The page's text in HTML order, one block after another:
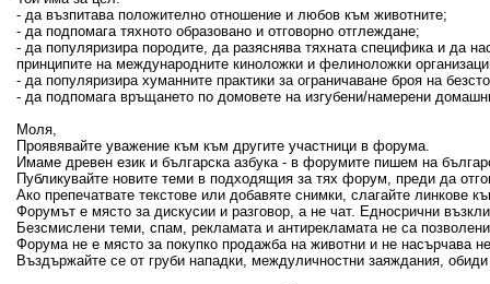
- да възпитава положително отношение и любов към животните;
- да подпомага тяхното образовано и отговорно отглеждане;
- да популяризира породите, да разяснява тяхната специфика и да
принципите на международните киноложки и фелиноложки
- да популяризира хуманните практики за ограничаване броя на
- да подпомага връщането по домовете на изгубени/намерени
Моля,
Проявявайте уважение към към другите участници в форума.
Имаме древен език и българска азбука - в форумите пишем на
Публикувайте новите теми в подходящия за тях форум, преди да
Ако препечатвате текстове или добавяте снимки, слагайте линкове
Форумът е място за дискусии и разговор, а не чат. Едносрични
Безсмислени теми, спам, рекламата и антирекламата не са
Форума не е място за покупко продажба на животни и не насърчава
Въздържайте се от груби нападки, междуличностни заяждания,